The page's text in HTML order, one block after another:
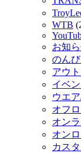
WTB
お知
のん
アウ
イベ
ウエ
オフ
オン
オン
カス